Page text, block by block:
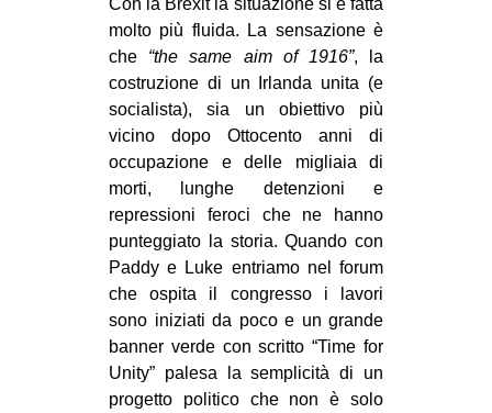
AFRICA
AMERICHE
ESTREMO ORIENTE
MEDIO ORIENTE
MONDO
EVENTI
in
Fb
tw
molto più fluida. La sensazione è
che “the same aim of 1916”, la
costruzione di un Irlanda unita (e
socialista), sia un obiettivo più
vicino dopo Ottocento anni di
occupazione e delle migliaia di
morti, lunghe detenzioni e
repressioni feroci che ne hanno
punteggiato la storia. Quando con
Paddy e Luke entriamo nel forum
che ospita il congresso i lavori
sono iniziati da poco e un grande
banner verde con scritto “Time for
Unity” palesa la semplicità di un
progetto politico che non è solo